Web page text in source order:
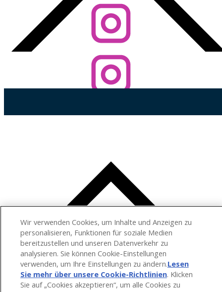
Wir verwenden Cookies, um Inhalte und Anzeigen zu
personalisieren, Funktionen für soziale Medien
bereitzustellen und unseren Datenverkehr zu
analysieren. Sie können Cookie-Einstellungen
verwenden, um Ihre Einstellungen zu ändern.Lesen
Sie mehr über unsere Cookie-Richtlinien(opens in a
new tab)
. Klicken
Sie auf „Cookies akzeptieren“, um alle Cookies zu